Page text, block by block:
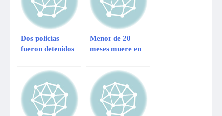
Dos policías
fueron detenidos
de una menor de
13 años en
comisaría de
Ayacucho
Menor de 20
meses muere en
ataque de varios
perros